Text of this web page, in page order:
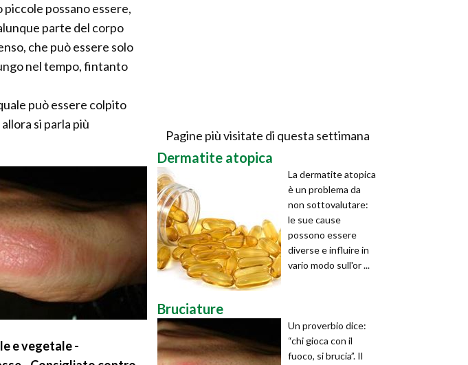
possano essere,
parte del corpo
che può essere solo
nel tempo, fintanto
può essere colpito
si parla più
e vegetale -
Pagine più visitate di questa settimana
Dermatite atopica
La dermatite atopica
è un problema da
non sottovalutare:
le sue cause
possono essere
diverse e influire in
vario modo sull'or ...
Bruciature
Un proverbio dice:
“chi gioca con il
fuoco, si brucia”. Il